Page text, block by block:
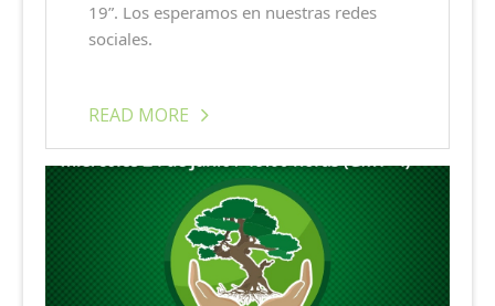
19”. Los esperamos en nuestras redes
sociales.
READ MORE